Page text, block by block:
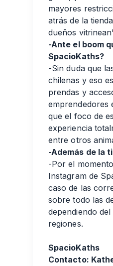
mayores
atrás de la
dueños
-Ante el boom
SpacioKaths?
-Sin duda que
chilenas y eso
prendas y
emprendedores
que el foco de
experiencia
entre otros
-Además de la
-Por el
Instagram de
caso de las
sobre todo las
dependiendo
regiones.
SpacioKaths
Contacto: